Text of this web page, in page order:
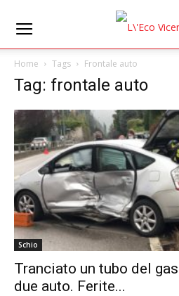
Home Tags Frontale auto
Tag: frontale auto
Schio
Tranciato un tubo del
due auto. Ferite...